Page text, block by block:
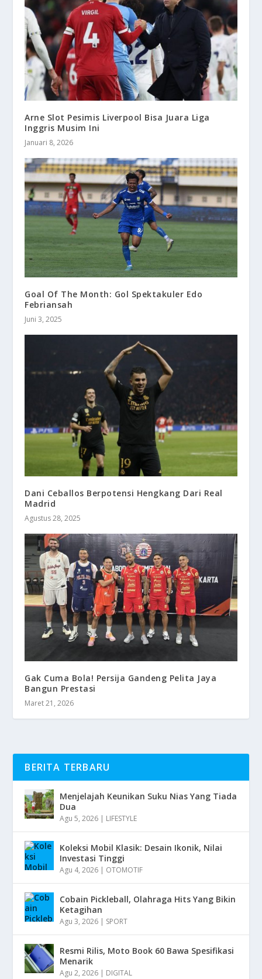
Arne Slot Pesimis Liverpool Bisa Juara Liga
Inggris Musim Ini
Januari 8, 2026
Goal Of The Month: Gol Spektakuler Edo
Febriansah
Juni 3, 2025
Dani Ceballos Berpotensi Hengkang Dari Real
Madrid
Agustus 28, 2025
Gak Cuma Bola! Persija Gandeng Pelita Jaya
Bangun Prestasi
Maret 21, 2026
BERITA TERBARU
Menjelajah Keunikan Suku Nias Yang Tiada
Dua
Agu 5, 2026 | LIFESTYLE
Koleksi Mobil Klasik: Desain Ikonik, Nilai
Investasi Tinggi
Agu 4, 2026 | OTOMOTIF
Cobain Pickleball, Olahraga Hits Yang Bikin
Ketagihan
Agu 3, 2026 | SPORT
Resmi Rilis, Moto Book 60 Bawa Spesifikasi
Menarik
Agu 2, 2026 | DIGITAL